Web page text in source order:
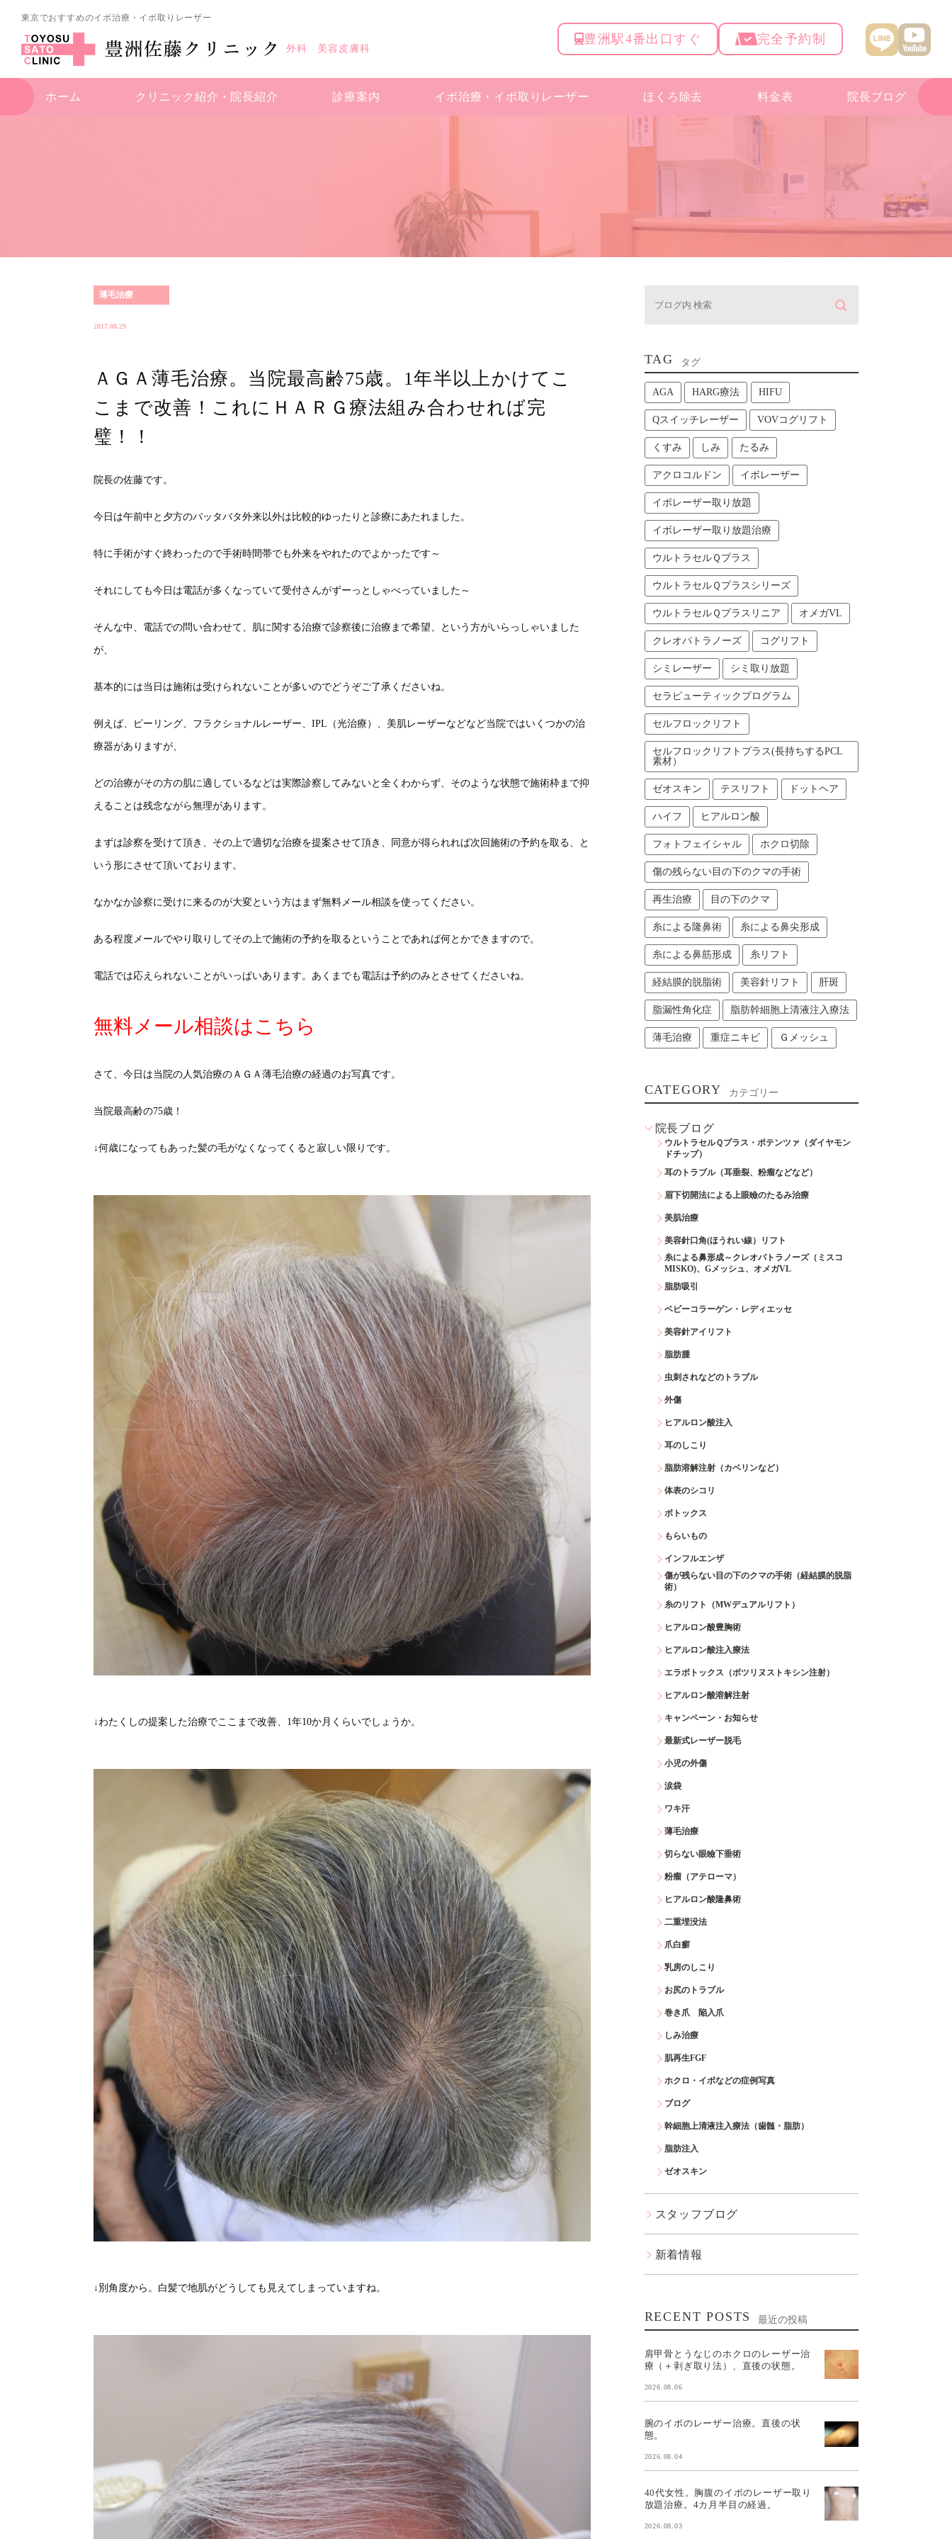
東京でおすすめのイボ治療・イボ取りレーザー
外科 美容皮膚科
豊洲駅4番出口すぐ 完全予約制
ホーム クリニック紹介・ 院長紹介 診療案内 イボ治療・ イボ取りレーザー ほくろ除去 料金表 院長ブログ
薄毛治療
2017.08.29
ＡＧＡ薄毛治療。当院最高齢75歳。1年半以上かけてこ
こまで改善！これにＨＡＲＧ療法組み合わせれば完
璧！！
院長の佐藤です。
今日は午前中と夕方のバッタバタ外来以外は比較的ゆったりと診療にあたれました。
特に手術がすぐ終わったので手術時間帯でも外来をやれたのでよかったです～
それにしても今日は電話が多くなっていて受付さんがずーっとしゃべっていました～
そんな中、電話での問い合わせて、肌に関する治療で診察後に治療まで希望、という方がいらっしゃいました
が、
基本的には当日は施術は受けられないことが多いのでどうぞご了承くださいね。
例えば、ピーリング、フラクショナルレーザー、IPL（光治療）、美肌レーザーなどなど当院ではいくつかの治
療器がありますが、
どの治療がその方の肌に適しているなどは実際診察してみないと全くわからず、そのような状態で施術枠まで抑
えることは残念ながら無理があります。
まずは診察を受けて頂き、その上で適切な治療を提案させて頂き、同意が得られれば次回施術の予約を取る、と
いう形にさせて頂いております。
なかなか診察に受けに来るのが大変という方はまず無料メール相談を使ってください。
ある程度メールでやり取りしてその上で施術の予約を取るということであれば何とかできますので。
電話では応えられないことがいっぱいあります。あくまでも電話は予約のみとさせてくださいね。
無料メール相談はこちら
さて、今日は当院の人気治療のＡＧＡ薄毛治療の経過のお写真です。
当院最高齢の75歳！
↓何歳になってもあった髪の毛がなくなってくると寂しい限りです。
↓わたくしの提案した治療でここまで改善、1年10か月くらいでしょうか。
↓別角度から。白髪で地肌がどうしても見えてしまっていますね。
TAG タグ
AGA HARG療法 HIFU
Qスイッチレーザー VOVコグリフト
くすみ しみ たるみ
アクロコルドン イボレーザー
イボレーザー取り放題
イボレーザー取り放題治療
ウルトラセルＱプラス
ウルトラセルＱプラスシリーズ
ウルトラセルＱプラスリニア オメガVL
クレオパトラノーズ コグリフト
シミレーザー シミ取り放題
セラピューティックプログラム
セルフロックリフト
セルフロックリフトプラス(長持ちするPCL
素材）
ゼオスキン テスリフト ドットヘア
ハイフ ヒアルロン酸
フォトフェイシャル ホクロ切除
傷の残らない目の下のクマの手術
再生治療 目の下のクマ
糸による隆鼻術 糸による鼻尖形成
糸による鼻筋形成 糸リフト
経結膜的脱脂術 美容針リフト 肝斑
脂漏性角化症 脂肪幹細胞上清液注入療法
薄毛治療 重症ニキビ Ｇメッシュ
CATEGORY カテゴリー
院長ブログ
ウルトラセルＱプラス・ポテンツァ（ダイヤモン
ドチップ）
耳のトラブル（耳垂裂、粉瘤などなど）
眉下切開法による上眼瞼のたるみ治療
美肌治療
美容針口角(ほうれい線）リフト
糸による鼻形成～クレオパトラノーズ（ミスコ
MISKO)、Gメッシュ、オメガVL
脂肪吸引
ベビーコラーゲン・レディエッセ
美容針アイリフト
脂肪腫
虫刺されなどのトラブル
外傷
ヒアルロン酸注入
耳のしこり
脂肪溶解注射（カベリンなど）
体表のシコリ
ボトックス
もらいもの
インフルエンザ
傷が残らない目の下のクマの手術（経結膜的脱脂
術）
糸のリフト（MWデュアルリフト）
ヒアルロン酸豊胸術
ヒアルロン酸注入療法
エラボトックス（ボツリヌストキシン注射）
ヒアルロン酸溶解注射
キャンペーン・お知らせ
最新式レーザー脱毛
小児の外傷
涙袋
ワキ汗
薄毛治療
切らない眼瞼下垂術
粉瘤（アテローマ）
ヒアルロン酸隆鼻術
二重埋没法
爪白癬
乳房のしこり
お尻のトラブル
巻き爪 陥入爪
しみ治療
肌再生FGF
ホクロ・イボなどの症例写真
ブログ
幹細胞上清液注入療法（歯髄・脂肪）
脂肪注入
ゼオスキン
スタッフブログ
新着情報
RECENT POSTS 最近の投稿
肩甲骨とうなじのホクロのレーザー治
療（＋剥ぎ取り法）、直後の状態。
2026.08.06
腕のイボのレーザー治療。直後の状
態。
2026.08.04
40代女性。胸腹のイボのレーザー取り
放題治療。4カ月半目の経過。
2026.08.03